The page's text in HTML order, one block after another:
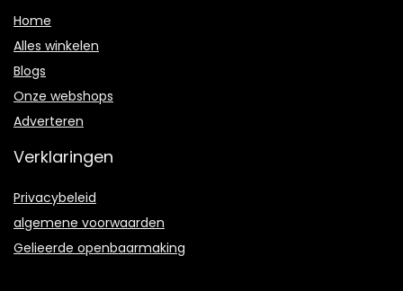
Home
Alles winkelen
Blogs
Onze webshops
Adverteren
Verklaringen
Privacybeleid
algemene voorwaarden
Gelieerde openbaarmaking